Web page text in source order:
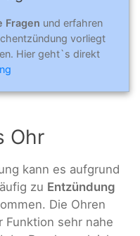
Fragen und erfahren
vorliegt
Hier geht`s direkt
Ohr
kann es aufgrund
zu Entzündung
Die Ohren
Funktion sehr nahe